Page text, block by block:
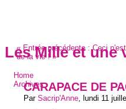
Les Mille et une
Home
Archives
« Entrée précédente :Ceci
de la vie !»
CARAPACE DE
Par Sacrip'Anne lundi 11